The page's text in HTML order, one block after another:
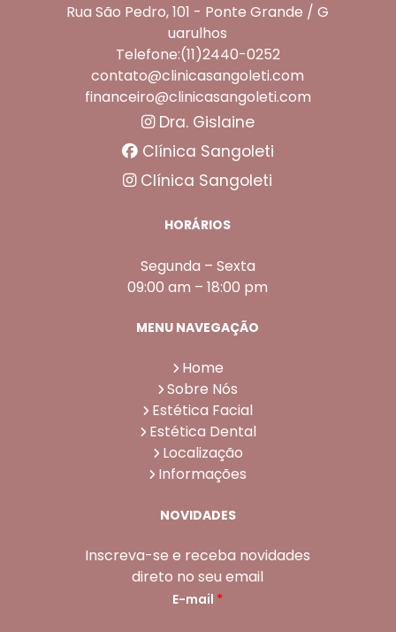
Rua São Pedro, 101 - Ponte Grande / G
uarulhos
Telefone:(11)2440-0252
contato@clinicasangoleti.com
financeiro@clinicasangoleti.com
Dra. Gislaine
Clínica Sangoleti
Clínica Sangoleti
HORÁRIOS
Segunda – Sexta
09:00 am – 18:00 pm
MENU NAVEGAÇÃO
Home
Sobre Nós
Estética Facial
Estética Dental
Localização
Informações
NOVIDADES
Inscreva-se e receba novidades
direto no seu email
E-mail *